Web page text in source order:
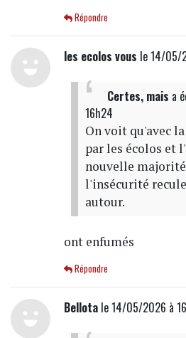
Répondre
les ecolos vous le 14/05/
Certes, mais a
16h24
On voit qu'avec
par les écolos et
nouvelle
l'insécurité
autour.
ont enfumés
Répondre
Bellotale 14/05/2026 à